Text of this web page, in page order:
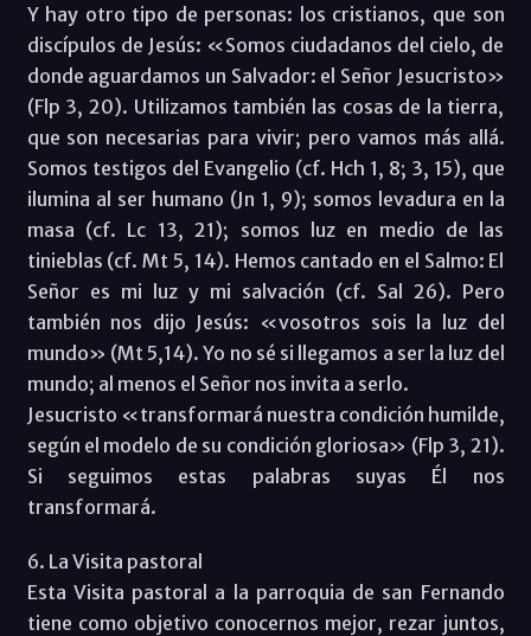
Y hay otro tipo de personas: los cristianos, que son
discípulos de Jesús: «Somos ciudadanos del cielo, de
donde aguardamos un Salvador: el Señor Jesucristo»
(Flp 3, 20). Utilizamos también las cosas de la tierra,
que son necesarias para vivir; pero vamos más allá.
Somos testigos del Evangelio (cf. Hch 1, 8; 3, 15), que
ilumina al ser humano (Jn 1, 9); somos levadura en la
masa (cf. Lc 13, 21); somos luz en medio de las
tinieblas (cf. Mt 5, 14). Hemos cantado en el Salmo: El
Señor es mi luz y mi salvación (cf. Sal 26). Pero
también nos dijo Jesús: «vosotros sois la luz del
mundo» (Mt 5,14). Yo no sé si llegamos a ser la luz del
mundo; al menos el Señor nos invita a serlo.
Jesucristo «transformará nuestra condición humilde,
según el modelo de su condición gloriosa» (Flp 3, 21).
Si seguimos estas palabras suyas Él nos
transformará.
6. La Visita pastoral
Esta Visita pastoral a la parroquia de san Fernando
tiene como objetivo conocernos mejor, rezar juntos,